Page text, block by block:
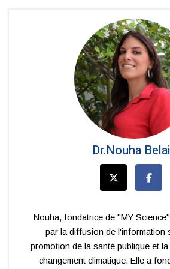
Dr.Nouha
Nouha, fondatrice de "MY
par la diffusion de l'information
promotion de la santé publique et
changement climatique. Elle a